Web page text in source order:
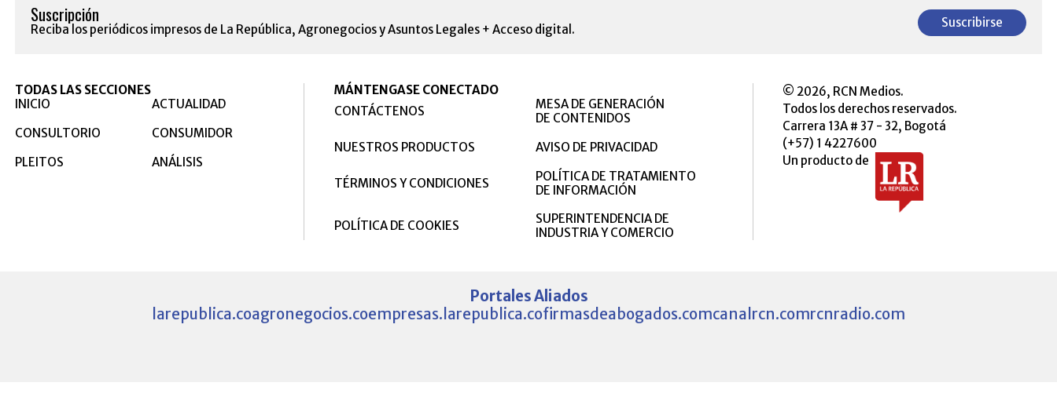
Suscripción
Reciba los periódicos impresos de La República, Agronegocios y Asuntos Legales + Acceso digital. Suscribirse
TODAS LAS SECCIONES
INICIO
ACTUALIDAD
CONSULTORIO
CONSUMIDOR
PLEITOS
ANÁLISIS
MÁNTENGASE CONECTADO
CONTÁCTENOS
MESA DE GENERACIÓN
DE CONTENIDOS
NUESTROS PRODUCTOS
AVISO DE PRIVACIDAD
TÉRMINOS Y CONDICIONES
POLÍTICA DE TRATAMIENTO
DE INFORMACIÓN
POLÍTICA DE COOKIES
SUPERINTENDENCIA DE
INDUSTRIA Y COMERCIO
© 2026, RCN Medios.
Todos los derechos reservados.
Carrera 13A # 37 - 32, Bogotá
(+57) 1 4227600
Un producto de
Portales Aliados
larepublica.coagronegocios.coempresas.larepublica.cofirmasdeabogados.comcanalrcn.comrcnradio.com